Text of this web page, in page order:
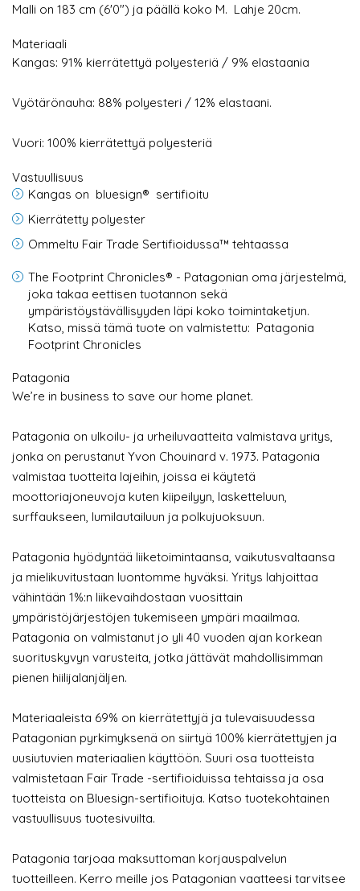
Malli on 183 cm (6'0") ja päällä koko M. Lahje 20cm.
Materiaali
Kangas: 91% kierrätettyä polyesteriä / 9% elastaania
Vyötärönauha: 88% polyesteri / 12% elastaani.
Vuori: 100% kierrätettyä polyesteriä
Vastuullisuus
Kangas on bluesign® sertifioitu
Kierrätetty polyester
Ommeltu Fair Trade Sertifioidussa™ tehtaassa
The Footprint Chronicles® - Patagonian oma järjestelmä,
joka takaa eettisen tuotannon sekä
ympäristöystävällisyyden läpi koko toimintaketjun.
Katso, missä tämä tuote on valmistettu: Patagonia
Footprint Chronicles
Patagonia
We’re in business to save our home planet.
Patagonia on ulkoilu- ja urheiluvaatteita valmistava yritys,
jonka on perustanut Yvon Chouinard v. 1973. Patagonia
valmistaa tuotteita lajeihin, joissa ei käytetä
moottoriajoneuvoja kuten kiipeilyyn, lasketteluun,
surffaukseen, lumilautailuun ja polkujuoksuun.
Patagonia hyödyntää liiketoimintaansa, vaikutusvaltaansa
ja mielikuvitustaan luontomme hyväksi. Yritys lahjoittaa
vähintään 1%:n liikevaihdostaan vuosittain
ympäristöjärjestöjen tukemiseen ympäri maailmaa.
Patagonia on valmistanut jo yli 40 vuoden ajan korkean
suorituskyvyn varusteita, jotka jättävät mahdollisimman
pienen hiilijalanjäljen.
Materiaaleista 69% on kierrätettyjä ja tulevaisuudessa
Patagonian pyrkimyksenä on siirtyä 100% kierrätettyjen ja
uusiutuvien materiaalien käyttöön. Suuri osa tuotteista
valmistetaan Fair Trade -sertifioiduissa tehtaissa ja osa
tuotteista on Bluesign-sertifioituja. Katso tuotekohtainen
vastuullisuus tuotesivuilta.
Patagonia tarjoaa maksuttoman korjauspalvelun
tuotteilleen. Kerro meille jos Patagonian vaatteesi tarvitsee